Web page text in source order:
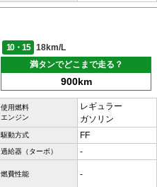
10・15
18km/L
満タンでどこまで走る？
900km
使用燃料
エンジン
レギュラー
ガソリン
駆動方式 FF
過給器（ターボ） -
燃費性能 -